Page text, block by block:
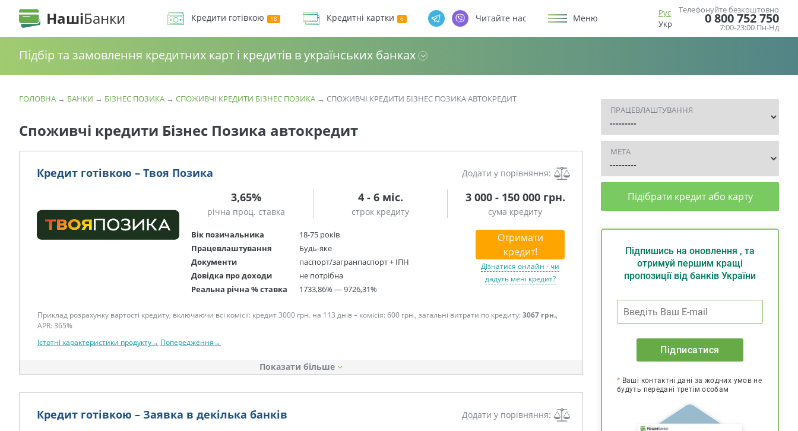
НашіБанки Кредити готівкою Кредитні картки Читайте нас Меню
Рус
Укр
Телефонуйте безкоштовно
0 800 752 750
7:00-23:00 Пн-Нд
Підбір та замовлення кредитних карт і кредитів в українських банках
ГОЛОВНА → БАНКИ → БІЗНЕС ПОЗИКА → СПОЖИВЧІ КРЕДИТИ БІЗНЕС ПОЗИКА → СПОЖИВЧІ КРЕДИТИ БІЗНЕС ПОЗИКА АВТОКРЕДИТ
Споживчі кредити Бізнес Позика автокредит
Кредит готівкою – Твоя Позика Додати у порівняння:
3,65%
річна проц. ставка
4 - 6 міс.
строк кредиту
3 000 - 150 000 грн.
сума кредиту
Вік позичальника
18-75 років
Працевлаштування
Будь-яке
Документи
паспорт/загранпаспорт + ІПН
Довідка про доходи
не потрібна
Реальна річна % ставка
1733,86% — 9726,31%
Отримати
кредит!
Дізнатися онлайн - чи
дадуть мені кредит?
Приклад розрахунку вартості кредиту, включаючи всі комісії: кредит 3000 грн. на 113 днів – комісія: 600 грн., загальні витрати по кредиту: 3067 грн.,
APR: 365%
Істотні характеристики продукту→ Попередження→
Показати
Кредит готівкою – Заявка в декілька банків Додати у порівняння:
ПРАЦЕВЛАШТУВАННЯ
МЕТА
Підібрати кредит або карту
Підпишись на оновлення , та
отримуй першим кращі
пропозиції від банків України
Підписатися
* Ваші контактні дані за жодних умов не
будуть передані третім особам